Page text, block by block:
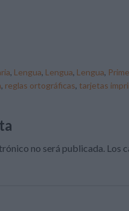
, Lengua, Lengua, Lengua,
, reglas ortográficas, tarjetas
no será publicada. Los